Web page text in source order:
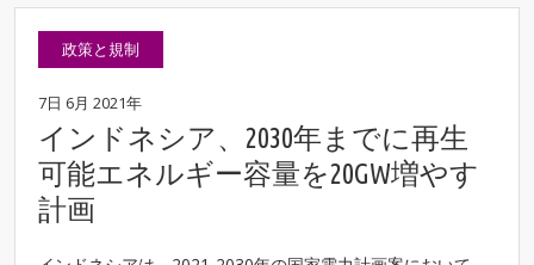
政策と規制
7日 6月 2021年
インドネシア、2030年までに再生
可能エネルギー容量を20GW増やす
計画